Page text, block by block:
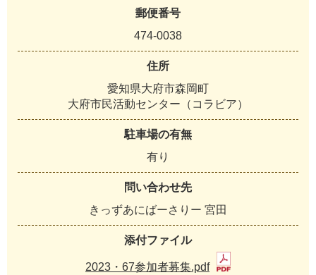
郵便番号
474-0038
住所
愛知県大府市森岡町
大府市民活動センター（コラビア）
駐車場の有無
有り
問い合わせ先
きっずあにばーさりー 宮田
添付ファイル
2023・67参加者募集.pdf